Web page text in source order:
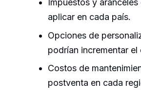
Impuestos y
aplicar en cada país.
Opciones de
podrían incrementar
Costos de
postventa en cada